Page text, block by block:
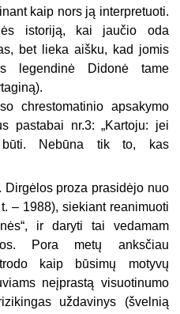
kaip nors ją interpretuoti.
istoriją, kai jaučio oda
bet lieka aišku, kad jomis
legendinė Didonė tame
chrestomatinio apsakymo
pastabai nr.3: „Kartoju: jei
Nebūna tik to, kas
Dirgėlos proza prasidėjo nuo
– 1988), siekiant reanimuoti
ir daryti tai vedamam
Pora metų anksčiau
kaip būsimų motyvų
neįprastą visuotinumo
uždavinys (švelnią